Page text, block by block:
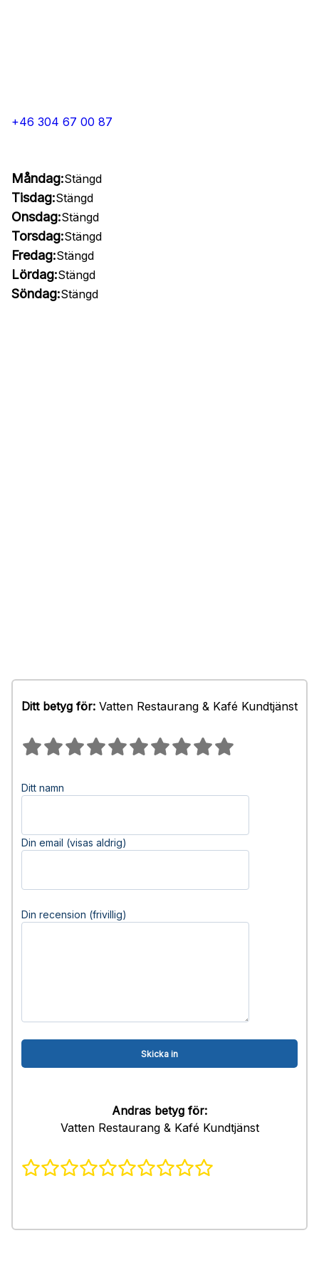
+46 304 67 00 87
Måndag:Stängd
Tisdag:Stängd
Onsdag:Stängd
Torsdag:Stängd
Fredag:Stängd
Lördag:Stängd
Söndag:Stängd
Ditt betyg för: Vatten Restaurang & Kafé Kundtjänst
Ditt namn
Din email (visas aldrig)
Din recension (frivillig)
Andras betyg för:
Vatten Restaurang & Kafé Kundtjänst